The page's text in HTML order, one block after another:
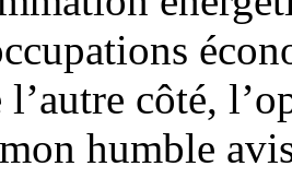
côté,
humble